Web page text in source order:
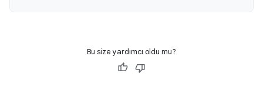
Bu size yardımcı oldu mu?